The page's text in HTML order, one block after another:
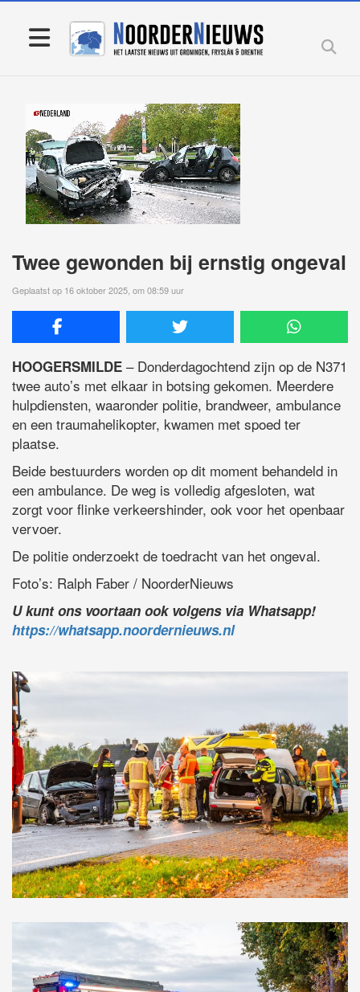
Twee gewonden bij ernstig ongeval
Geplaatst op 16 oktober 2025, om 08:59 uur
HOOGERSMILDE – Donderdagochtend zijn op de N371
twee auto’s met elkaar in botsing gekomen. Meerdere
hulpdiensten, waaronder politie, brandweer, ambulance
en een traumahelikopter, kwamen met spoed ter
plaatse.
Beide bestuurders worden op dit moment behandeld in
een ambulance. De weg is volledig afgesloten, wat
zorgt voor flinke verkeershinder, ook voor het openbaar
vervoer.
De politie onderzoekt de toedracht van het ongeval.
Foto’s: Ralph Faber / NoorderNieuws
U kunt ons voortaan ook volgens via Whatsapp!
https://whatsapp.noordernieuws.nl